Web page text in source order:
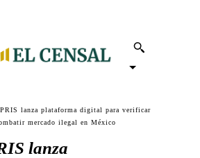
lanza plataforma digital para verificar
mercado ilegal en México
lanza